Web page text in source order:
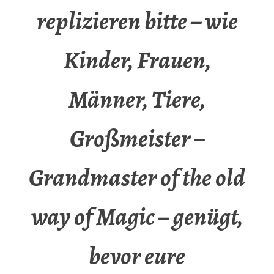
replizieren bitte – wie
Kinder, Frauen,
Männer, Tiere,
Großmeister –
Grandmaster of the old
way of Magic – genügt,
bevor eure